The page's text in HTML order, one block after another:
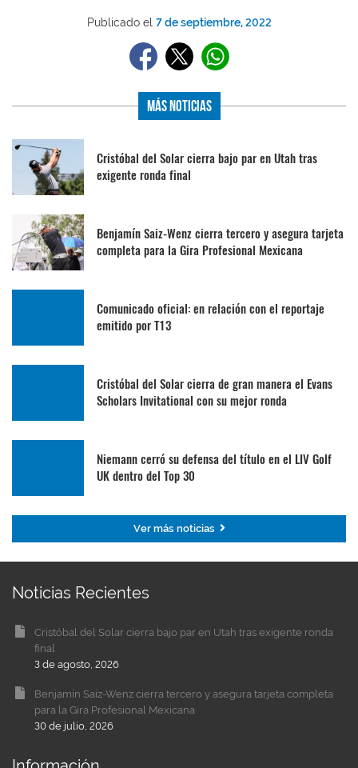
Publicado el 7 de septiembre, 2022
Más Noticias
Cristóbal del Solar cierra bajo par en Utah tras
exigente ronda final
Benjamín Saiz-Wenz cierra tercero y asegura tarjeta
completa para la Gira Profesional Mexicana
Comunicado oficial: en relación con el reportaje
emitido por T13
Cristóbal del Solar cierra de gran manera el Evans
Scholars Invitational con su mejor ronda
Niemann cerró su defensa del título en el LIV Golf
UK dentro del Top 30
Ver más noticias
Noticias Recientes
Cristóbal del Solar cierra bajo par en Utah tras exigente ronda
final
3 de agosto, 2026
Benjamín Saiz-Wenz cierra tercero y asegura tarjeta completa
para la Gira Profesional Mexicana
30 de julio, 2026